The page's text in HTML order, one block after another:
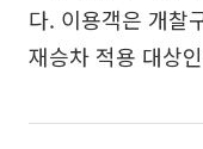
다. 이용객은 개찰
재승차 적용 대상